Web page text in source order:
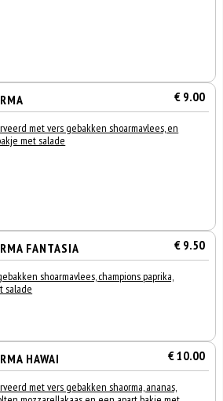
€ 9.00
met vers gebakken shoarmavlees, en
met salade
FANTASIA € 9.50
shoarmavlees, champions paprika,
salade
HAWAI € 10.00
met vers gebakken shaorma, ananas,